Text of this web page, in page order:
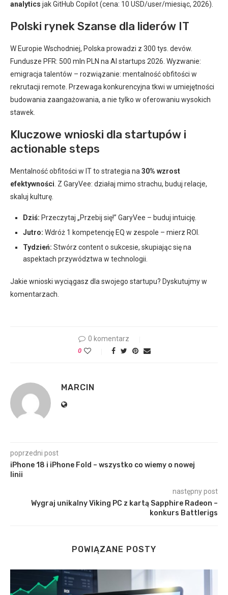
analytics jak GitHub Copilot (cena: 10 USD/user/miesiąc, 2026).
Polski rynek Szanse dla liderów IT
W Europie Wschodniej, Polska prowadzi z 300 tys. devów.
Fundusze PFR: 500 mln PLN na AI startups 2026. Wyzwanie:
emigracja talentów – rozwiązanie: mentalność obfitości w
rekrutacji remote. Przewaga konkurencyjna tkwi w umiejętności
budowania zaangażowania, a nie tylko w oferowaniu wysokich
stawek.
Kluczowe wnioski dla startupów i
actionable steps
Mentalność obfitości w IT to strategia na 30% wzrost
efektywności . Z GaryVee: działaj mimo strachu, buduj relacje,
skaluj kulturę.
Dziś: Przeczytaj „Przebij się!” GaryVee – buduj intuicję.
Jutro: Wdróż 1 kompetencję EQ w zespole – mierz ROI.
Tydzień: Stwórz content o sukcesie, skupiając się na
aspektach przywództwa w technologii.
Jakie wnioski wyciągasz dla swojego startupu? Dyskutujmy w
komentarzach.
0 komentarz
0
MARCIN
poprzedni post
iPhone 18 i iPhone Fold – wszystko co wiemy o nowej
linii
następny post
Wygraj unikalny Viking PC z kartą Sapphire Radeon –
konkurs Battlerigs
POWIĄZANE POSTY